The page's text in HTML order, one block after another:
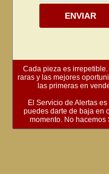
ENVIAR
Cada pieza es
raras y las mejores
las primeras en
El Servicio de Alertas
puedes darte de baja en
momento. No hacemos